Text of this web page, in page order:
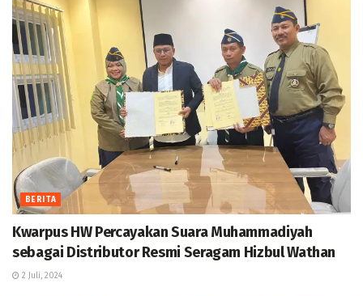
BERITA
Kwarpus HW Percayakan Suara Muhammadiyah
sebagai Distributor Resmi Seragam Hizbul Wathan
2 Juli, 2024